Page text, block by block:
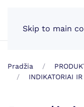
Skip to main
Pradžia
INDIKATORIAI